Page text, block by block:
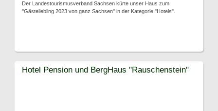
Der Landestourismusverband Sachsen kürte unser Haus zum
"Gästeliebling 2023 von ganz Sachsen" in der Kategorie "Hotels".
Hotel Pension und BergHaus "Rauschenstein"